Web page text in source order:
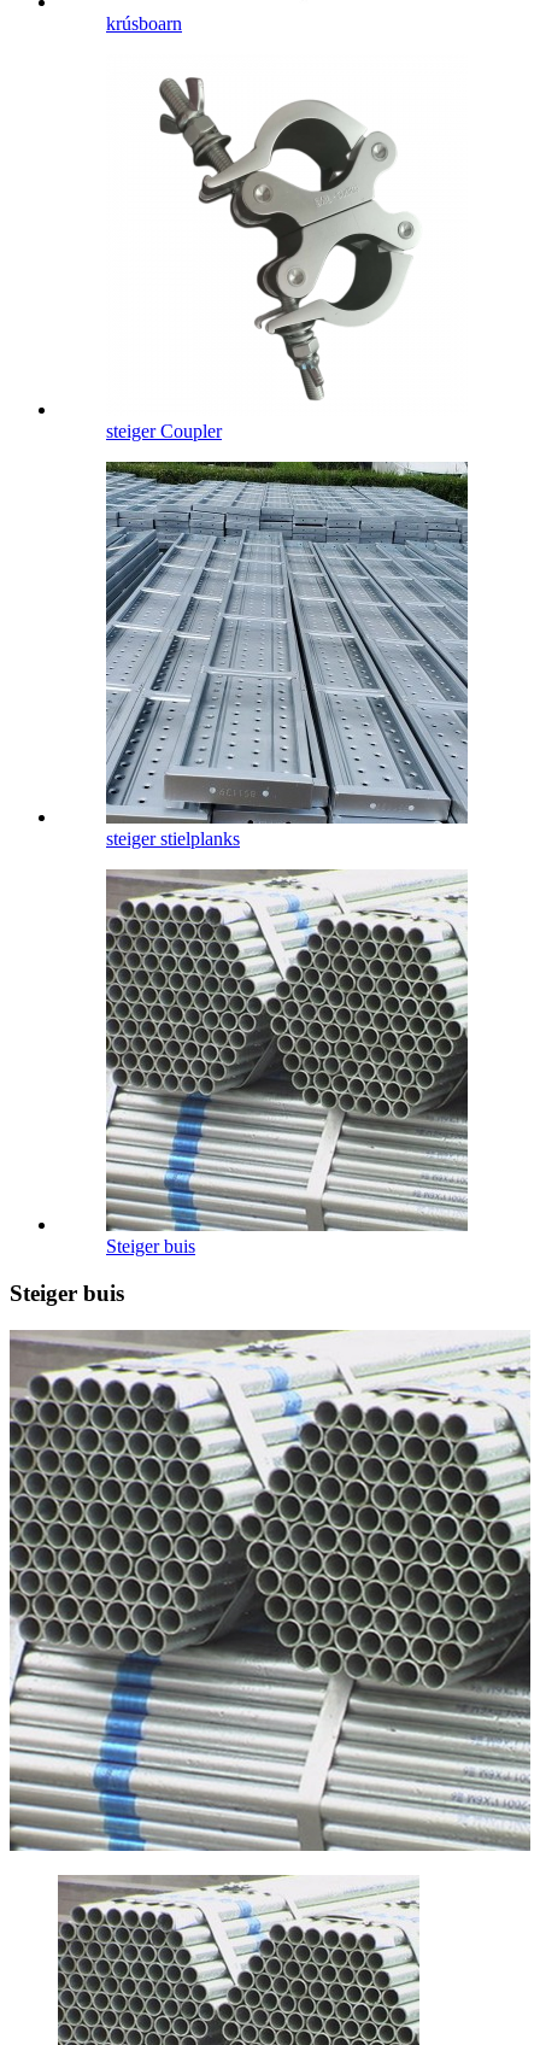
krúsboarn
steiger Coupler
steiger stielplanks
Steiger buis
Steiger buis